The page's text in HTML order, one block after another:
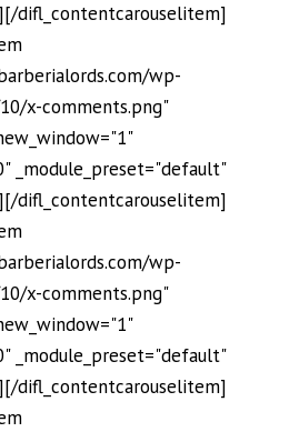
difl_contentcarouselitem]
wp-
x-comments.png"
_module_preset="default"
difl_contentcarouselitem]
wp-
x-comments.png"
_module_preset="default"
difl_contentcarouselitem]